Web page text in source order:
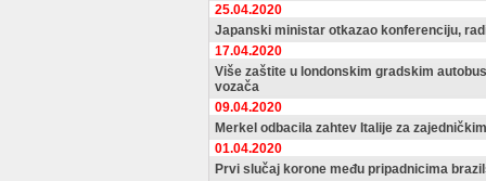
25.04.2020
Japanski ministar otkazao konferenciju,
17.04.2020
Više zaštite u londonskim gradskim
vozača
09.04.2020
Merkel odbacila zahtev Italije za
01.04.2020
Prvi slučaj korone među pripadnicima